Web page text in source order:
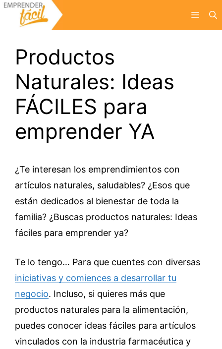
Saltar
Menú
Productos
Naturales: Ideas
FÁCILES para
emprender YA
¿Te interesan los emprendimientos con
artículos naturales, saludables? ¿Esos que
están dedicados al bienestar de toda la
familia? ¿Buscas productos naturales: Ideas
fáciles para emprender ya?
Te lo tengo… Para que cuentes con diversas
iniciativas y comiences a desarrollar tu
negocio. Incluso, si quieres más que
productos naturales para la alimentación,
puedes conocer ideas fáciles para artículos
vinculados con la industria farmacéutica y